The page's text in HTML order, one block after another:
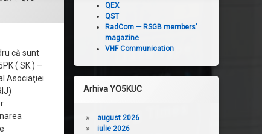
că sunt
( SK ) –
Asociaţiei
QEX
QST
RadCom — RSGB members’
magazine
VHF Communication
Arhiva YO5KUC
august 2026
iulie 2026